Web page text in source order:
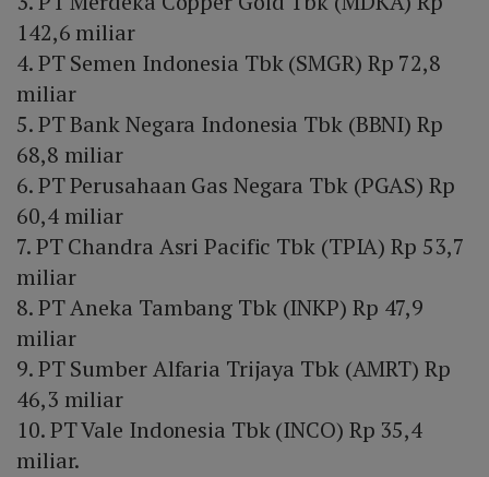
142,6 miliar
4. PT Semen Indonesia Tbk (SMGR) Rp 72,8
miliar
5. PT Bank Negara Indonesia Tbk (BBNI) Rp
68,8 miliar
6. PT Perusahaan Gas Negara Tbk (PGAS) Rp
60,4 miliar
7. PT Chandra Asri Pacific Tbk (TPIA) Rp 53,7
miliar
8. PT Aneka Tambang Tbk (INKP) Rp 47,9
miliar
9. PT Sumber Alfaria Trijaya Tbk (AMRT) Rp
46,3 miliar
10. PT Vale Indonesia Tbk (INCO) Rp 35,4
miliar.